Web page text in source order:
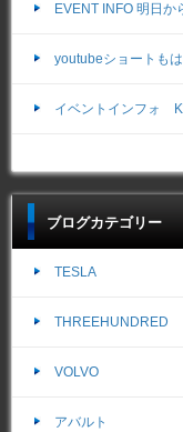
EVENT INFO 明日か
youtubeショートも
イベントインフォ
ブログカテゴリー
TESLA
THREEHUNDRED
VOLVO
アバルト